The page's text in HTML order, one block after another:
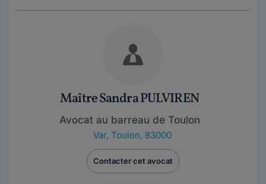
Maître Sandra PULVIREN
Avocat au barreau de Toulon
Var, Toulon, 83000
Contacter cet avocat